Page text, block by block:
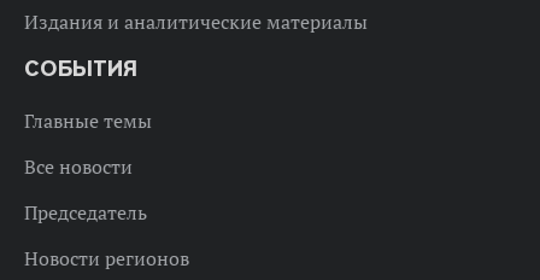
Издания и аналитические материалы
СОБЫТИЯ
Главные темы
Все новости
Председатель
Новости регионов